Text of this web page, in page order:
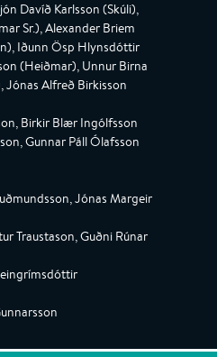
Davíð Karlsson (Skúli),
Sr.), Alexander Briem
Iðunn Ösp Hlynsdóttir
(Heiðmar), Unnur Birna
Alfreð Birkisson
Birkir Blær Ingólfsson
Gunnar Páll Ólafsson
Jónas Margeir
Traustason, Guðni Rúnar